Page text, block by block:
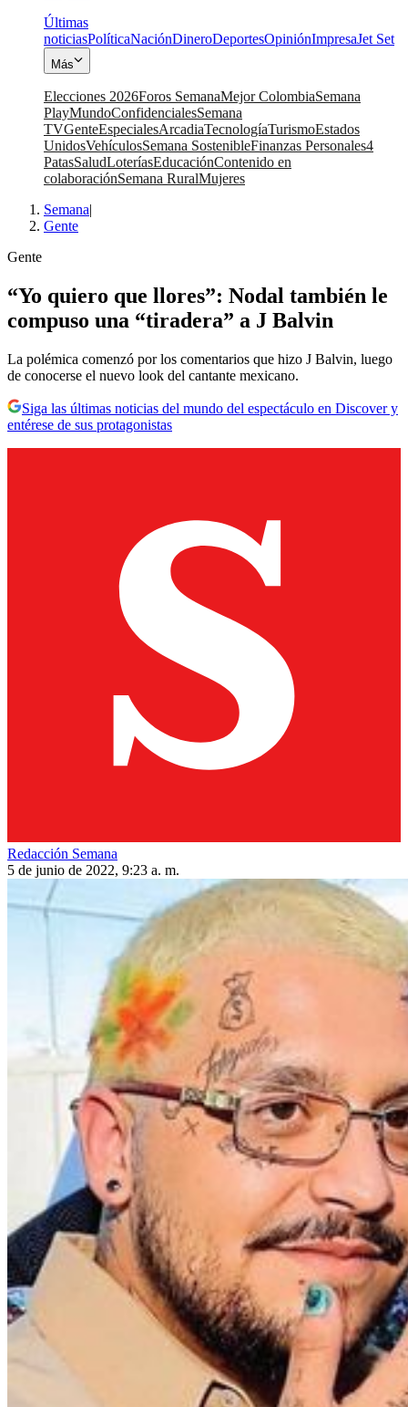
Últimas
noticiasPolíticaNaciónDineroDeportesOpiniónImpresaJet Set
Más
Elecciones 2026Foros SemanaMejor ColombiaSemana
PlayMundoConfidencialesSemana
TVGenteEspecialesArcadiaTecnologíaTurismoEstados
UnidosVehículosSemana SostenibleFinanzas Personales4
PatasSaludLoteríasEducaciónContenido en
colaboraciónSemana RuralMujeres
Semana|
Gente
Gente
“Yo quiero que llores”: Nodal también le
compuso una “tiradera” a J Balvin
La polémica comenzó por los comentarios que hizo J Balvin, luego
de conocerse el nuevo look del cantante mexicano.
Siga las últimas noticias del mundo del espectáculo en Discover y
entérese de sus protagonistas
Redacción Semana
5 de junio de 2022, 9:23 a. m.